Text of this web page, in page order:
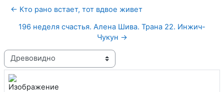
← Кто рано встает, тот вдвое живет
196 неделя счастья. Алена Шива. Трана 22. Инжич-
Чукун →
Режим отображения